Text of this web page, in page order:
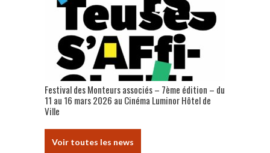
Festival des Monteurs associés – 7ème édition – du
11 au 16 mars 2026 au Cinéma Luminor Hôtel de
Ville
Voir toutes les news